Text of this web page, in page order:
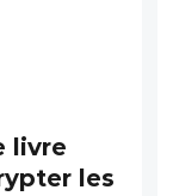
livre
les